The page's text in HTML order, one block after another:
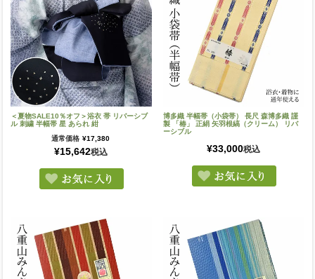
＜夏物SALE10％オフ＞浴衣 帯 リバーシブ
ル 刺繍 半幅帯 星 あられ 紺
通常価格 ¥17,380
¥15,642税込
博多織 半幅帯（小袋帯） 長尺 森博多織 謹
製 「椿」 正絹 矢羽根縞（クリーム） リバ
ーシブル
¥33,000税込